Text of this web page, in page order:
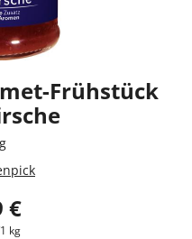
Frühstück
€
kg